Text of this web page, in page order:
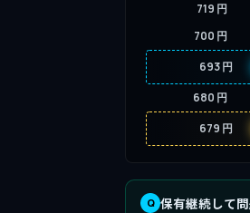
719 円
700 円
693 円
680 円
679 円
保有継続して